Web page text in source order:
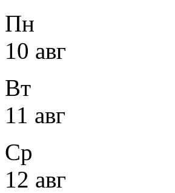
Пн
10 авг
Вт
11 авг
Ср
12 авг